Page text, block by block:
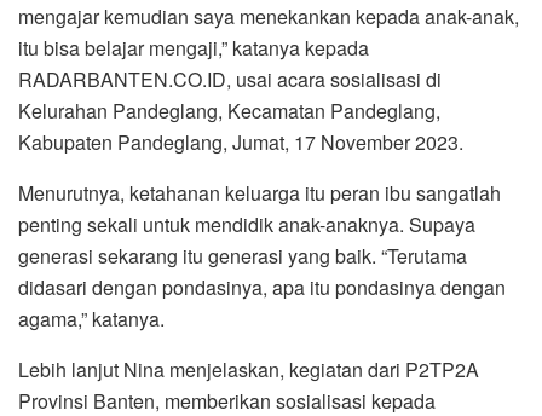
mengajar kemudian saya menekankan kepada anak-anak,
itu bisa belajar mengaji,” katanya kepada
RADARBANTEN.CO.ID, usai acara sosialisasi di
Kelurahan Pandeglang, Kecamatan Pandeglang,
Kabupaten Pandeglang, Jumat, 17 November 2023.
Menurutnya, ketahanan keluarga itu peran ibu sangatlah
penting sekali untuk mendidik anak-anaknya. Supaya
generasi sekarang itu generasi yang baik. “Terutama
didasari dengan pondasinya, apa itu pondasinya dengan
agama,” katanya.
Lebih lanjut Nina menjelaskan, kegiatan dari P2TP2A
Provinsi Banten, memberikan sosialisasi kepada